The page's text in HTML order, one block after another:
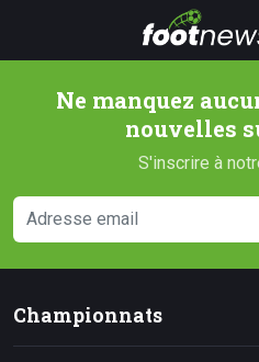
Ne manquez
nouvelles
S'inscrire à
Championnats